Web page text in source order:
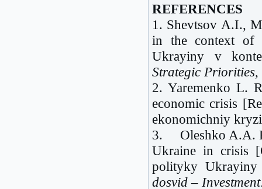
REFERENCES
1. Shevtsov A.I.,
in the context of
Ukrayiny v
Strategic Priorities,
2. Yaremenko L.
economic crisis
ekonomichniy
3. Oleshko A.A.
Ukraine in crisis
polityky
dosvid –